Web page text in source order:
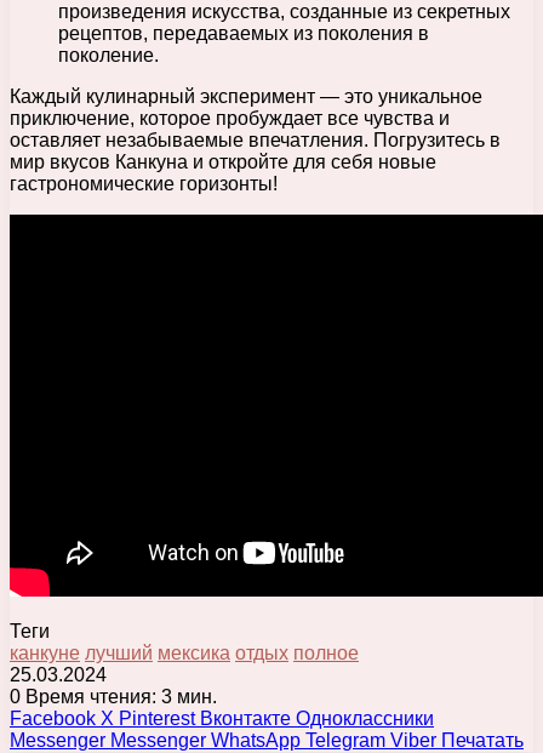
произведения искусства, созданные из секретных
рецептов, передаваемых из поколения в
поколение.
Каждый кулинарный эксперимент — это уникальное
приключение, которое пробуждает все чувства и
оставляет незабываемые впечатления. Погрузитесь в
мир вкусов Канкуна и откройте для себя новые
гастрономические горизонты!
Теги
канкуне лучший мексика отдых полное
25.03.2024
0 Время чтения: 3 мин.
Facebook X Pinterest Вконтакте Одноклассники
Messenger Messenger WhatsApp Telegram Viber Печатать